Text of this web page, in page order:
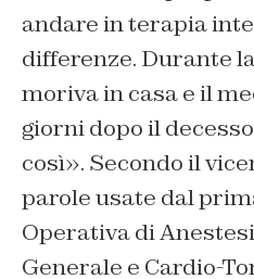
andare in terapia
differenze. Durante
moriva in casa e il
giorni dopo il
così». Secondo il
parole usate dal
Operativa di
Generale e Cardio-